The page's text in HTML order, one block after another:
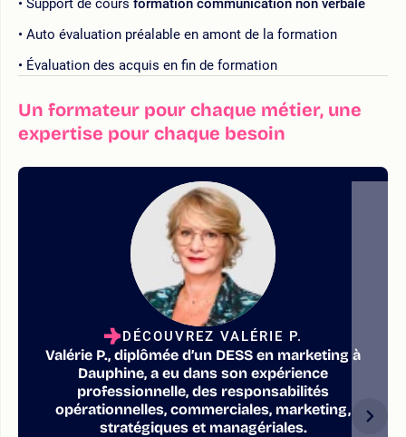
Auto évaluation préalable en amont de la formation
Évaluation des acquis en fin de formation
Un formateur pour chaque métier, une
expertise pour chaque besoin
DÉCOUVREZ VALÉRIE P.
Valérie P., diplômée d’un DESS en marketing à
Dauphine, a eu dans son expérience
professionnelle, des responsabilités
opérationnelles, commerciales, marketing,
stratégiques et managériales.